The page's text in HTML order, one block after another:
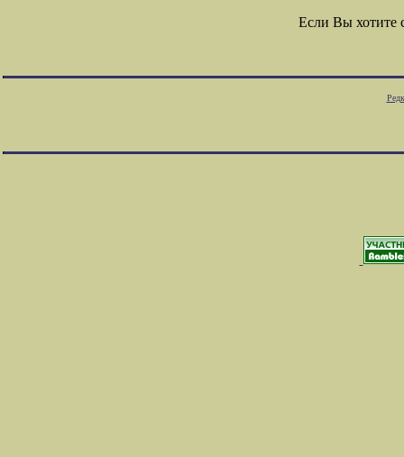
Если Вы хотите